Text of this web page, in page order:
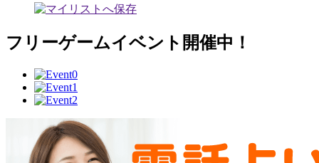
フリーゲームイベント開催中！